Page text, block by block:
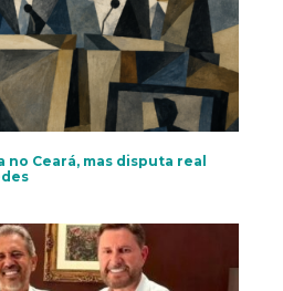
Ceará, mas disputa real